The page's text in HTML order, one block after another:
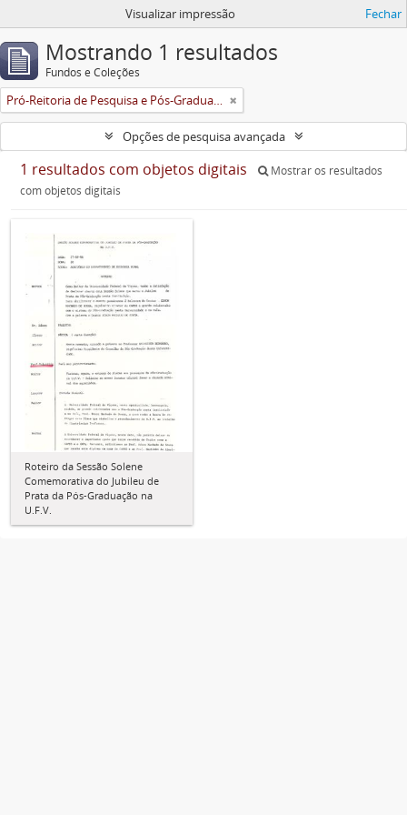
Visualizar impressão Fechar
Mostrando 1 resultados
Fundos e Coleções
Pró-Reitoria de Pesquisa e Pós-Graduação
Opções de pesquisa avançada
1 resultados com objetos digitais
Mostrar os resultados
com objetos digitais
Roteiro da Sessão Solene
Comemorativa do Jubileu de
Prata da Pós-Graduação na
U.F.V.